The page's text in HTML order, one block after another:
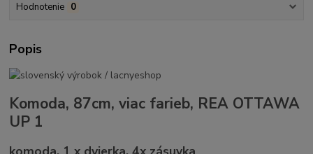
Hodnotenie 0
Popis
Komoda, 87cm, viac farieb, REA OTTAWA
UP 1